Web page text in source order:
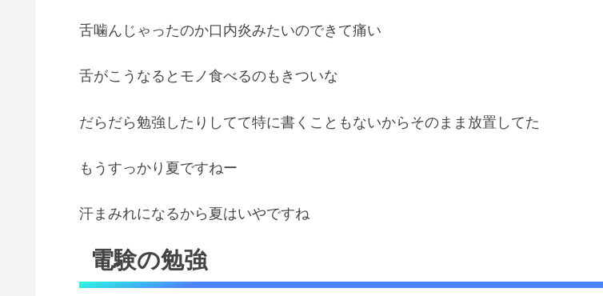
舌噛んじゃったのか口内炎みたいのできて痛い
舌がこうなるとモノ食べるのもきついな
だらだら勉強したりしてて特に書くこともないからそのまま放置してた
もうすっかり夏ですねー
汗まみれになるから夏はいやですね
電験の勉強